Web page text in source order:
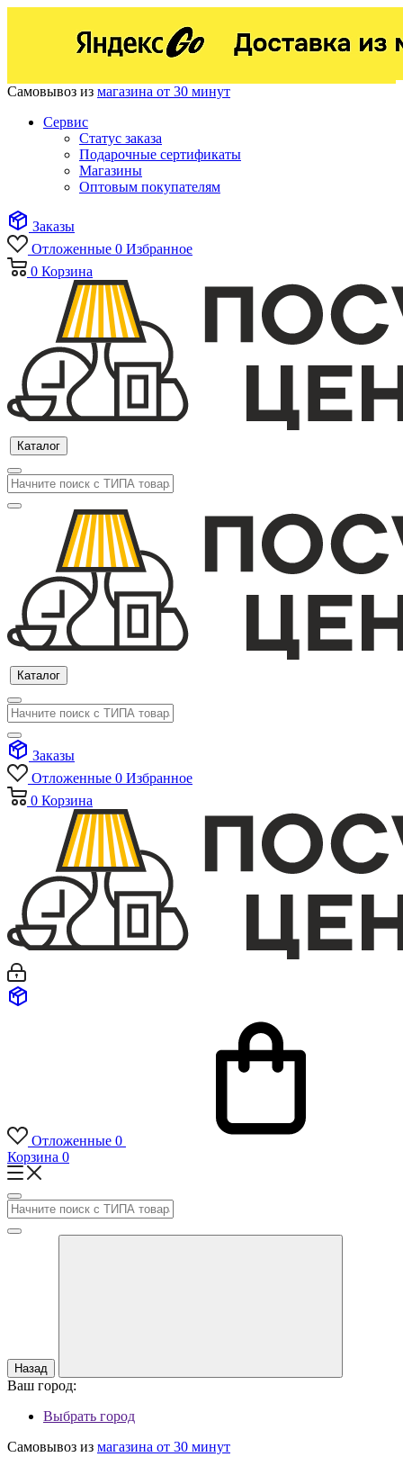
Самовывоз из магазина от 30 минут
Сервис
Статус заказа
Подарочные сертификаты
Магазины
Оптовым покупателям
Заказы
Отложенные 0 Избранное
0 Корзина
Каталог
Каталог
Заказы
Отложенные 0 Избранное
0 Корзина
Отложенные 0
Корзина 0
Назад
Ваш город:
Выбрать город
Самовывоз из магазина от 30 минут